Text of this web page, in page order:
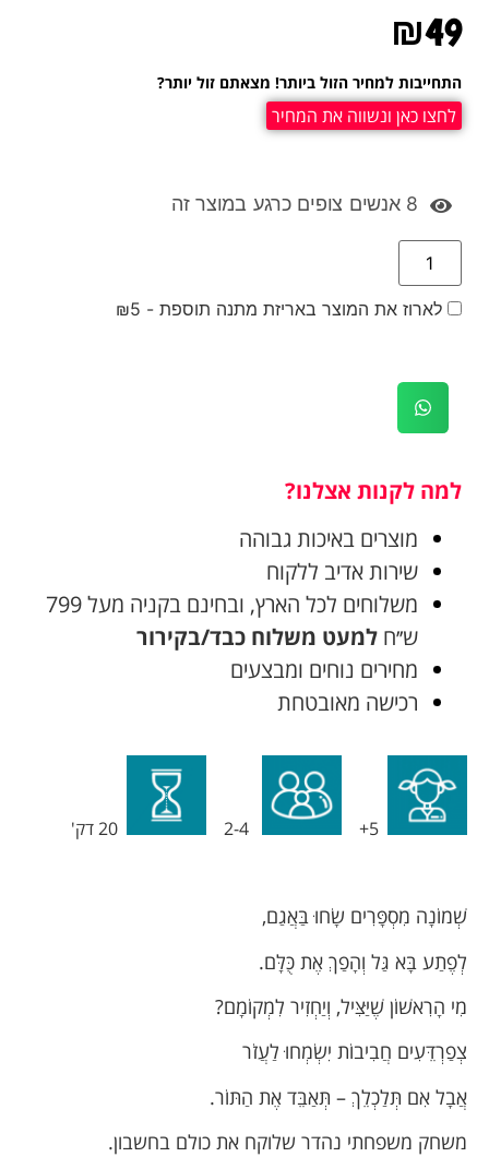
₪49
התחייבות למחיר הזול ביותר! מצאתם זול יותר?
לחצו כאן ונשווה את המחיר
8אנשים צופים כרגע במוצר זה
לארוז את המוצר באריזת מתנה תוספת - ₪5
למה לקנות אצלנו?
מוצרים באיכות גבוהה
שירות אדיב ללקוח
משלוחים לכל הארץ, ובחינם בקניה מעל 799
ש׳׳ח למעט משלוח כבד/בקירור
מחירים נוחים ומבצעים
רכישה מאובטחת
5+
2-4
שְׁמוֹנָה מִסְפָּרִים שָׂחוּ בַּאֲגַם,
לְפֶתַע בָּא גַּל וְהָפַךְ אֶת כֻּלָּם.
מִי הָרִאשׁוֹן שֶׁיַּצִּיל, וְיַחְזִיר לִמְקוֹמָם?
צְפַרְדֵּעִים חֲבִיבוֹת יִשְׂמְחוּ לַעֲזֹר
אֲבָל אִם תְּלַכְלֵךְ – תְּאַבֵּד אֶת הַתּוֹר.
משחק משפחתי נהדר שלוקח את כולם בחשבון.